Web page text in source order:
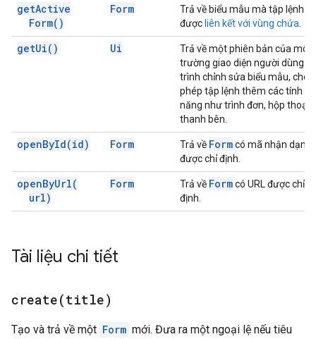
getActive
Form( )
Form
Trả về biểu mẫu mà tập lệnh
được liên kết với vùng chứa
getUi( ) Ui
Trả về một phiên bản của môi
trường giao diện người dùng
trình chỉnh sửa biểu mẫu, cho
phép tập lệnh thêm các tính
năng như trình đơn, hộp thoại
thanh bên.
openById(id) Form Trả về Formcó mã nhận dạng
được chỉ định.
openByUrl(
url)
Form Trả về Formcó URL được chỉ
định.
Tài liệu chi tiết
create(title)
Tạo và trả về một Form mới. Đưa ra một ngoại lệ nếu tiêu